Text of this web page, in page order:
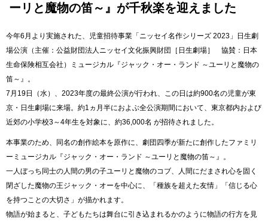
ーリと魔物の笛～』が千秋楽を迎えました
今年6月より実施された、児童招待事業「ニッセイ名作シリーズ 2023」日生劇
場公演（主催：公益財団法人ニッセイ文化振興財団［日生劇場］ 協賛：日本
生命保険相互会社）ミュージカル『ジャック・オー・ランド ～ユーリと魔物の
笛～』。
7月19日（水）、2023年度の最終公演が行われ、この日は約900名の児童が東
京・日生劇場に来場。約1ヵ月半におよぶ全公演期間において、東京都内および
近郊の小学校3～4年生を対象に、約36,000名 が招待されました。
本事業のため、同名の創作絵本を原作に、劇団四季が新たに創作したファミリ
ーミュージカル『ジャック・オー・ランド ～ユーリと魔物の笛～』。
一人ぼっち同士の人間の男の子ユーリと魔物のコブ、人間にだまされ心を固く
閉ざした魔物の王ジャック・オーを中心に、「種族を超えた友情」「信じる心
を持つことの大切さ」が描かれます。
物語が始まると、子どもたちは舞台に引き込まれるかのように物語の行方を見